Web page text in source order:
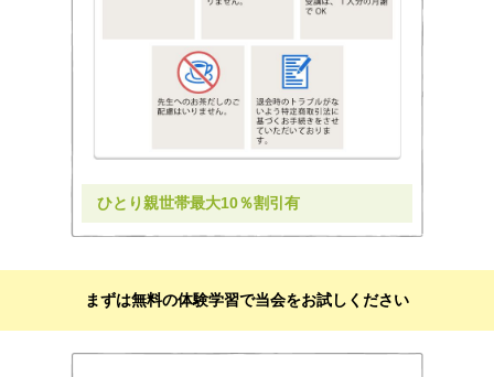
ひとり親世帯最大10％割引有
まずは無料の体験学習で当会をお試しください